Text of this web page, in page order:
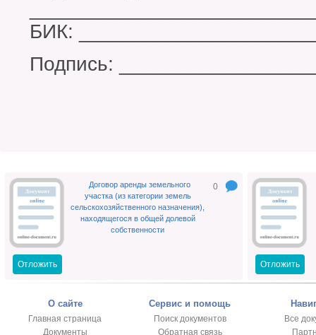
БИК:
Подпись:
0
Договор аренды земельного
участка (из категории земель
сельскохозяйственного назначения),
находящегося в общей долевой
собственности
Отложить Отложить
О сайте
Главная страница
Документы
Сервис и помощь
Поиск документов
Обратная связь
Все